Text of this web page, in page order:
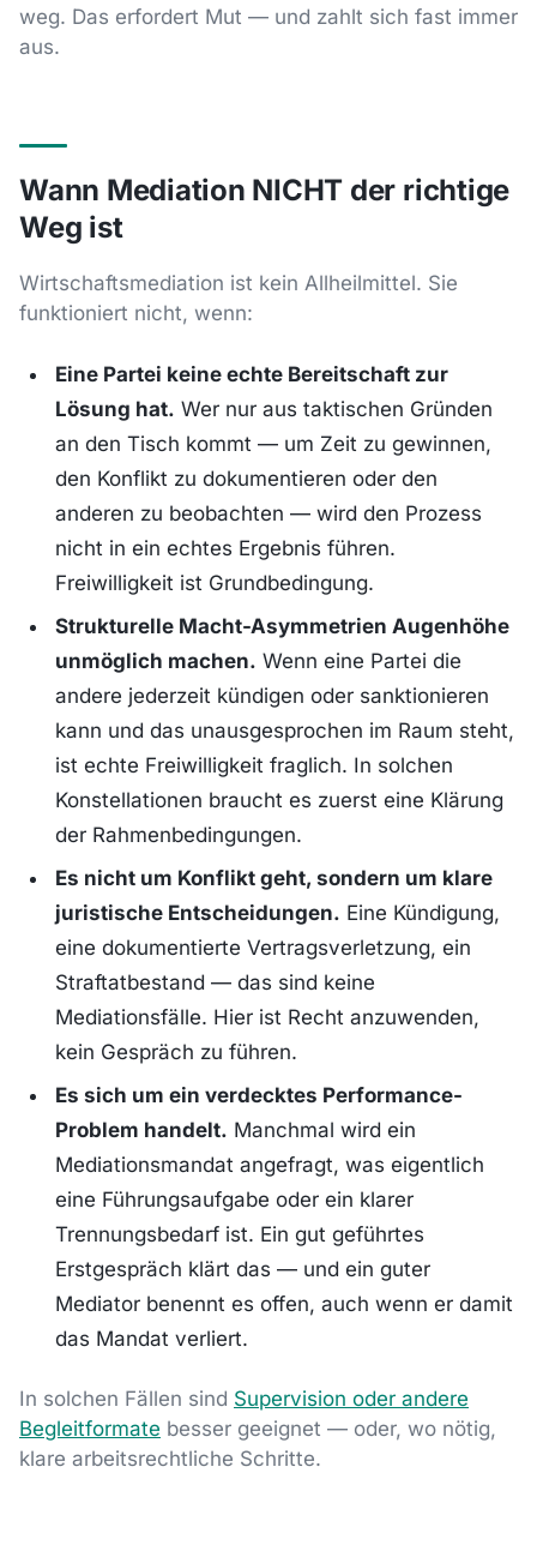
weg. Das erfordert Mut — und zahlt sich fast immer
aus.
Wann Mediation NICHT der richtige
Weg ist
Wirtschaftsmediation ist kein Allheilmittel. Sie
funktioniert nicht, wenn:
Eine Partei keine echte Bereitschaft zur
Lösung hat. Wer nur aus taktischen Gründen
an den Tisch kommt — um Zeit zu gewinnen,
den Konflikt zu dokumentieren oder den
anderen zu beobachten — wird den Prozess
nicht in ein echtes Ergebnis führen.
Freiwilligkeit ist Grundbedingung.
Strukturelle Macht-Asymmetrien Augenhöhe
unmöglich machen. Wenn eine Partei die
andere jederzeit kündigen oder sanktionieren
kann und das unausgesprochen im Raum steht,
ist echte Freiwilligkeit fraglich. In solchen
Konstellationen braucht es zuerst eine Klärung
der Rahmenbedingungen.
Es nicht um Konflikt geht, sondern um klare
juristische Entscheidungen. Eine Kündigung,
eine dokumentierte Vertragsverletzung, ein
Straftatbestand — das sind keine
Mediationsfälle. Hier ist Recht anzuwenden,
kein Gespräch zu führen.
Es sich um ein verdecktes Performance-
Problem handelt. Manchmal wird ein
Mediationsmandat angefragt, was eigentlich
eine Führungsaufgabe oder ein klarer
Trennungsbedarf ist. Ein gut geführtes
Erstgespräch klärt das — und ein guter
Mediator benennt es offen, auch wenn er damit
das Mandat verliert.
In solchen Fällen sind Supervision oder andere
Begleitformate besser geeignet — oder, wo nötig,
klare arbeitsrechtliche Schritte.